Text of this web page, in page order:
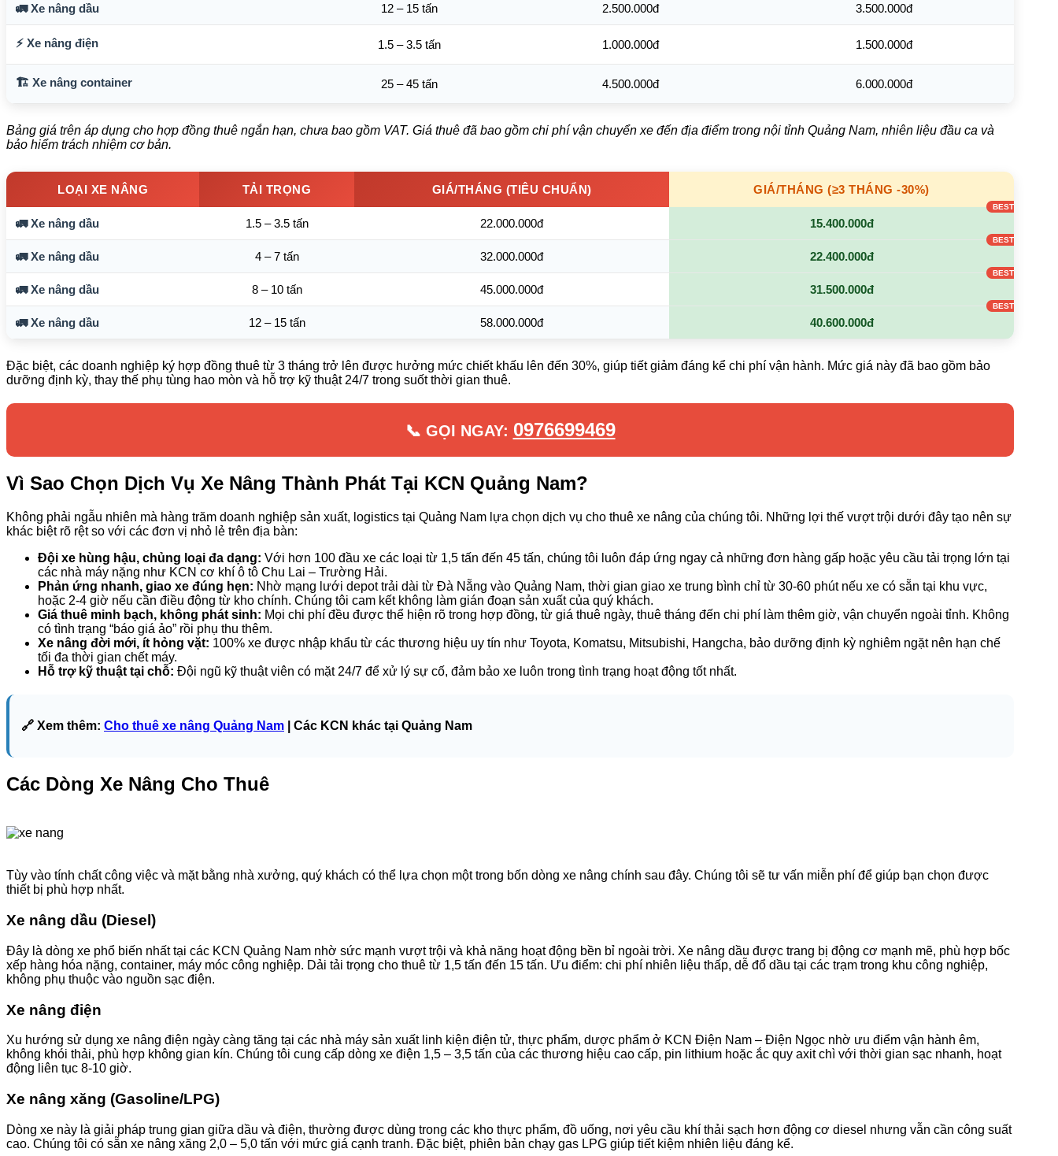
🚛 Xe nâng dầu 12 – 15 tấn 2.500.000đ 3.500.000đ
⚡ Xe nâng điện 1.5 – 3.5 tấn 1.000.000đ 1.500.000đ
🏗️ Xe nâng container 25 – 45 tấn 4.500.000đ 6.000.000đ
Bảng giá trên áp dụng cho hợp đồng thuê ngắn hạn, chưa bao gồm VAT. Giá thuê đã bao gồm chi phí vận chuyển xe đến địa điểm trong nội tỉnh Quảng Nam, nhiên liệu đầu ca và
bảo hiểm trách nhiệm cơ bản.
LOẠI XE NÂNG TẢI TRỌNG GIÁ/THÁNG (TIÊU CHUẨN) GIÁ/THÁNG (≥3 THÁNG -30%)
🚛 Xe nâng dầu 1.5 – 3.5 tấn 22.000.000đ 15.400.000đ
🚛 Xe nâng dầu 4 – 7 tấn 32.000.000đ 22.400.000đ
🚛 Xe nâng dầu 8 – 10 tấn 45.000.000đ 31.500.000đ
🚛 Xe nâng dầu 12 – 15 tấn 58.000.000đ 40.600.000đ
Đặc biệt, các doanh nghiệp ký hợp đồng thuê từ 3 tháng trở lên được hưởng mức chiết khấu lên đến 30%, giúp tiết giảm đáng kể chi phí vận hành. Mức giá này đã bao gồm bảo
dưỡng định kỳ, thay thế phụ tùng hao mòn và hỗ trợ kỹ thuật 24/7 trong suốt thời gian thuê.
📞 GỌI NGAY: 0976699469
Vì Sao Chọn Dịch Vụ Xe Nâng Thành Phát Tại KCN Quảng Nam?
Không phải ngẫu nhiên mà hàng trăm doanh nghiệp sản xuất, logistics tại Quảng Nam lựa chọn dịch vụ cho thuê xe nâng của chúng tôi. Những lợi thế vượt trội dưới đây tạo nên sự
khác biệt rõ rệt so với các đơn vị nhỏ lẻ trên địa bàn:
Đội xe hùng hậu, chủng loại đa dạng: Với hơn 100 đầu xe các loại từ 1,5 tấn đến 45 tấn, chúng tôi luôn đáp ứng ngay cả những đơn hàng gấp hoặc yêu cầu tải trọng lớn tại
các nhà máy nặng như KCN cơ khí ô tô Chu Lai – Trường Hải.
Phản ứng nhanh, giao xe đúng hẹn: Nhờ mạng lưới depot trải dài từ Đà Nẵng vào Quảng Nam, thời gian giao xe trung bình chỉ từ 30-60 phút nếu xe có sẵn tại khu vực,
hoặc 2-4 giờ nếu cần điều động từ kho chính. Chúng tôi cam kết không làm gián đoạn sản xuất của quý khách.
Giá thuê minh bạch, không phát sinh: Mọi chi phí đều được thể hiện rõ trong hợp đồng, từ giá thuê ngày, thuê tháng đến chi phí làm thêm giờ, vận chuyển ngoài tỉnh. Không
có tình trạng “báo giá ảo” rồi phụ thu thêm.
Xe nâng đời mới, ít hỏng vặt: 100% xe được nhập khẩu từ các thương hiệu uy tín như Toyota, Komatsu, Mitsubishi, Hangcha, bảo dưỡng định kỳ nghiêm ngặt nên hạn chế
tối đa thời gian chết máy.
Hỗ trợ kỹ thuật tại chỗ: Đội ngũ kỹ thuật viên có mặt 24/7 để xử lý sự cố, đảm bảo xe luôn trong tình trạng hoạt động tốt nhất.
🔗 Xem thêm: Cho thuê xe nâng Quảng Nam | Các KCN khác tại Quảng Nam
Các Dòng Xe Nâng Cho Thuê
Tùy vào tính chất công việc và mặt bằng nhà xưởng, quý khách có thể lựa chọn một trong bốn dòng xe nâng chính sau đây. Chúng tôi sẽ tư vấn miễn phí để giúp bạn chọn được
thiết bị phù hợp nhất.
Xe nâng dầu (Diesel)
Đây là dòng xe phổ biến nhất tại các KCN Quảng Nam nhờ sức mạnh vượt trội và khả năng hoạt động bền bỉ ngoài trời. Xe nâng dầu được trang bị động cơ mạnh mẽ, phù hợp bốc
xếp hàng hóa nặng, container, máy móc công nghiệp. Dải tải trọng cho thuê từ 1,5 tấn đến 15 tấn. Ưu điểm: chi phí nhiên liệu thấp, dễ đổ dầu tại các trạm trong khu công nghiệp,
không phụ thuộc vào nguồn sạc điện.
Xe nâng điện
Xu hướng sử dụng xe nâng điện ngày càng tăng tại các nhà máy sản xuất linh kiện điện tử, thực phẩm, dược phẩm ở KCN Điện Nam – Điện Ngọc nhờ ưu điểm vận hành êm,
không khói thải, phù hợp không gian kín. Chúng tôi cung cấp dòng xe điện 1,5 – 3,5 tấn của các thương hiệu cao cấp, pin lithium hoặc ắc quy axit chì với thời gian sạc nhanh, hoạt
động liên tục 8-10 giờ.
Xe nâng xăng (Gasoline/LPG)
Dòng xe này là giải pháp trung gian giữa dầu và điện, thường được dùng trong các kho thực phẩm, đồ uống, nơi yêu cầu khí thải sạch hơn động cơ diesel nhưng vẫn cần công suất
cao. Chúng tôi có sẵn xe nâng xăng 2,0 – 5,0 tấn với mức giá cạnh tranh. Đặc biệt, phiên bản chạy gas LPG giúp tiết kiệm nhiên liệu đáng kể.